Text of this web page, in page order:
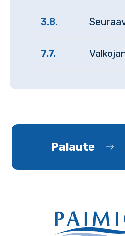
3.8.
7.7.
Palaute